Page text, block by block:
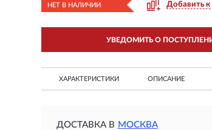
НЕТ В НАЛИЧИИ Добавить к
УВЕДОМИТЬ О
ХАРАКТЕРИСТИКИ ОПИСАНИЕ
ДОСТАВКА В МОСКВА